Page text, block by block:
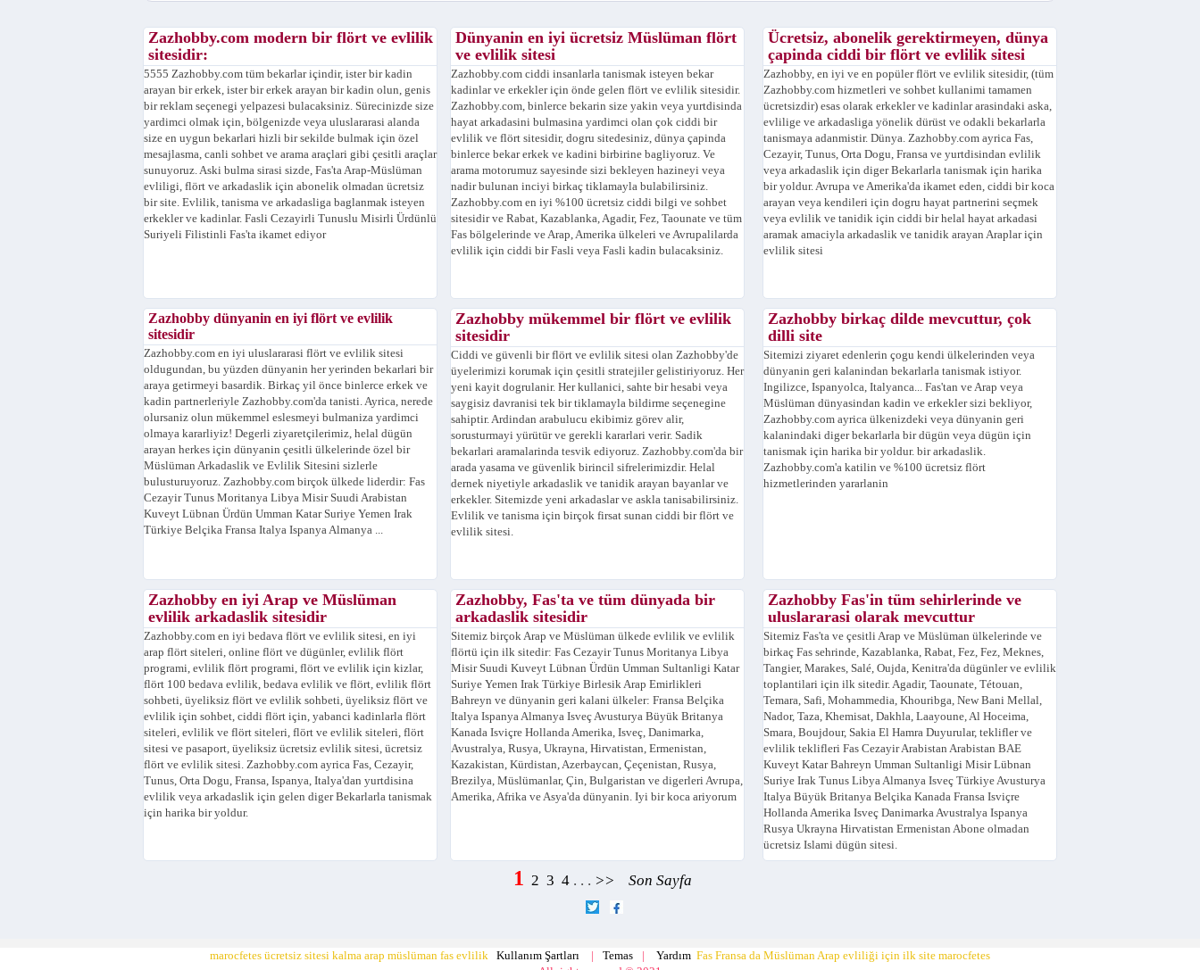
Zazhobby.com modern bir flört ve evlilik
sitesidir:
5555 Zazhobby.com tüm bekarlar içindir, ister bir kadin
arayan bir erkek, ister bir erkek arayan bir kadin olun, genis
bir reklam seçenegi yelpazesi bulacaksiniz. Sürecinizde size
yardimci olmak için, bölgenizde veya uluslararasi alanda
size en uygun bekarlari hizli bir sekilde bulmak için özel
mesajlasma, canli sohbet ve arama araçlari gibi çesitli araçlar
sunuyoruz. Aski bulma sirasi sizde, Fas'ta Arap-Müslüman
evliligi, flört ve arkadaslik için abonelik olmadan ücretsiz
bir site. Evlilik, tanisma ve arkadasliga baglanmak isteyen
erkekler ve kadinlar. Fasli Cezayirli Tunuslu Misirli Ürdünlü
Suriyeli Filistinli Fas'ta ikamet ediyor
Dünyanin en iyi ücretsiz Müslüman flört
ve evlilik sitesi
Zazhobby.com ciddi insanlarla tanismak isteyen bekar
kadinlar ve erkekler için önde gelen flört ve evlilik sitesidir.
Zazhobby.com, binlerce bekarin size yakin veya yurtdisinda
hayat arkadasini bulmasina yardimci olan çok ciddi bir
evlilik ve flört sitesidir, dogru sitedesiniz, dünya çapinda
binlerce bekar erkek ve kadini birbirine bagliyoruz. Ve
arama motorumuz sayesinde sizi bekleyen hazineyi veya
nadir bulunan inciyi birkaç tiklamayla bulabilirsiniz.
Zazhobby.com en iyi %100 ücretsiz ciddi bilgi ve sohbet
sitesidir ve Rabat, Kazablanka, Agadir, Fez, Taounate ve tüm
Fas bölgelerinde ve Arap, Amerika ülkeleri ve Avrupalilarda
evlilik için ciddi bir Fasli veya Fasli kadin bulacaksiniz.
Ücretsiz, abonelik gerektirmeyen, dünya
çapinda ciddi bir flört ve evlilik sitesi
Zazhobby, en iyi ve en popüler flört ve evlilik sitesidir, (tüm
Zazhobby.com hizmetleri ve sohbet kullanimi tamamen
ücretsizdir) esas olarak erkekler ve kadinlar arasindaki aska,
evlilige ve arkadasliga yönelik dürüst ve odakli bekarlarla
tanismaya adanmistir. Dünya. Zazhobby.com ayrica Fas,
Cezayir, Tunus, Orta Dogu, Fransa ve yurtdisindan evlilik
veya arkadaslik için diger Bekarlarla tanismak için harika
bir yoldur. Avrupa ve Amerika'da ikamet eden, ciddi bir koca
arayan veya kendileri için dogru hayat partnerini seçmek
veya evlilik ve tanidik için ciddi bir helal hayat arkadasi
aramak amaciyla arkadaslik ve tanidik arayan Araplar için
evlilik sitesi
Zazhobby dünyanin en iyi flört ve evlilik
sitesidir
Zazhobby.com en iyi uluslararasi flört ve evlilik sitesi
oldugundan, bu yüzden dünyanin her yerinden bekarlari bir
araya getirmeyi basardik. Birkaç yil önce binlerce erkek ve
kadin partnerleriyle Zazhobby.com'da tanisti. Ayrica, nerede
olursaniz olun mükemmel eslesmeyi bulmaniza yardimci
olmaya kararliyiz! Degerli ziyaretçilerimiz, helal dügün
arayan herkes için dünyanin çesitli ülkelerinde özel bir
Müslüman Arkadaslik ve Evlilik Sitesini sizlerle
bulusturuyoruz. Zazhobby.com birçok ülkede liderdir: Fas
Cezayir Tunus Moritanya Libya Misir Suudi Arabistan
Kuveyt Lübnan Ürdün Umman Katar Suriye Yemen Irak
Türkiye Belçika Fransa Italya Ispanya Almanya ...
Zazhobby mükemmel bir flört ve evlilik
sitesidir
Ciddi ve güvenli bir flört ve evlilik sitesi olan Zazhobby'de
üyelerimizi korumak için çesitli stratejiler gelistiriyoruz. Her
yeni kayit dogrulanir. Her kullanici, sahte bir hesabi veya
saygisiz davranisi tek bir tiklamayla bildirme seçenegine
sahiptir. Ardindan arabulucu ekibimiz görev alir,
sorusturmayi yürütür ve gerekli kararlari verir. Sadik
bekarlari aramalarinda tesvik ediyoruz. Zazhobby.com'da bir
arada yasama ve güvenlik birincil sifrelerimizdir. Helal
dernek niyetiyle arkadaslik ve tanidik arayan bayanlar ve
erkekler. Sitemizde yeni arkadaslar ve askla tanisabilirsiniz.
Evlilik ve tanisma için birçok firsat sunan ciddi bir flört ve
evlilik sitesi.
Zazhobby birkaç dilde mevcuttur, çok
dilli site
Sitemizi ziyaret edenlerin çogu kendi ülkelerinden veya
dünyanin geri kalanindan bekarlarla tanismak istiyor.
Ingilizce, Ispanyolca, Italyanca... Fas'tan ve Arap veya
Müslüman dünyasindan kadin ve erkekler sizi bekliyor,
Zazhobby.com ayrica ülkenizdeki veya dünyanin geri
kalanindaki diger bekarlarla bir dügün veya dügün için
tanismak için harika bir yoldur. bir arkadaslik.
Zazhobby.com'a katilin ve %100 ücretsiz flört
hizmetlerinden yararlanin
Zazhobby en iyi Arap ve Müslüman
evlilik arkadaslik sitesidir
Zazhobby.com en iyi bedava flört ve evlilik sitesi, en iyi
arap flört siteleri, online flört ve dügünler, evlilik flört
programi, evlilik flört programi, flört ve evlilik için kizlar,
flört 100 bedava evlilik, bedava evlilik ve flört, evlilik flört
sohbeti, üyeliksiz flört ve evlilik sohbeti, üyeliksiz flört ve
evlilik için sohbet, ciddi flört için, yabanci kadinlarla flört
siteleri, evlilik ve flört siteleri, flört ve evlilik siteleri, flört
sitesi ve pasaport, üyeliksiz ücretsiz evlilik sitesi, ücretsiz
flört ve evlilik sitesi. Zazhobby.com ayrica Fas, Cezayir,
Tunus, Orta Dogu, Fransa, Ispanya, Italya'dan yurtdisina
evlilik veya arkadaslik için gelen diger Bekarlarla tanismak
için harika bir yoldur.
Zazhobby, Fas'ta ve tüm dünyada bir
arkadaslik sitesidir
Sitemiz birçok Arap ve Müslüman ülkede evlilik ve evlilik
flörtü için ilk sitedir: Fas Cezayir Tunus Moritanya Libya
Misir Suudi Kuveyt Lübnan Ürdün Umman Sultanligi Katar
Suriye Yemen Irak Türkiye Birlesik Arap Emirlikleri
Bahreyn ve dünyanin geri kalani ülkeler: Fransa Belçika
Italya Ispanya Almanya Isveç Avusturya Büyük Britanya
Kanada Isviçre Hollanda Amerika, Isveç, Danimarka,
Avustralya, Rusya, Ukrayna, Hirvatistan, Ermenistan,
Kazakistan, Kürdistan, Azerbaycan, Çeçenistan, Rusya,
Brezilya, Müslümanlar, Çin, Bulgaristan ve digerleri Avrupa,
Amerika, Afrika ve Asya'da dünyanin. Iyi bir koca ariyorum
Zazhobby Fas'in tüm sehirlerinde ve
uluslararasi olarak mevcuttur
Sitemiz Fas'ta ve çesitli Arap ve Müslüman ülkelerinde ve
birkaç Fas sehrinde, Kazablanka, Rabat, Fez, Fez, Meknes,
Tangier, Marakes, Salé, Oujda, Kenitra'da dügünler ve evlilik
toplantilari için ilk sitedir. Agadir, Taounate, Tétouan,
Temara, Safi, Mohammedia, Khouribga, New Bani Mellal,
Nador, Taza, Khemisat, Dakhla, Laayoune, Al Hoceima,
Smara, Boujdour, Sakia El Hamra Duyurular, teklifler ve
evlilik teklifleri Fas Cezayir Arabistan Arabistan BAE
Kuveyt Katar Bahreyn Umman Sultanligi Misir Lübnan
Suriye Irak Tunus Libya Almanya Isveç Türkiye Avusturya
Italya Büyük Britanya Belçika Kanada Fransa Isviçre
Hollanda Amerika Isveç Danimarka Avustralya Ispanya
Rusya Ukrayna Hirvatistan Ermenistan Abone olmadan
ücretsiz Islami dügün sitesi.
1 2 3 4 . . . >> Son Sayfa
marocfetes ücretsiz sitesi kalma arap müslüman fas evlilik Kullanım Şartları Temas Yardım Fas Fransa da Müslüman Arap evliliği için ilk site marocfetes